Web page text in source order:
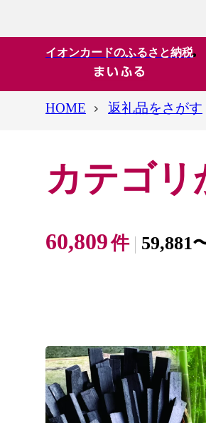
イオンカードのふるさと納税
HOME
返礼品をさがす
カテゴ
60,809件 59,881